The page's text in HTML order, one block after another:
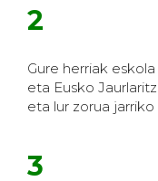
2
Gure herriak
eta Eusko
eta lur zorua
3